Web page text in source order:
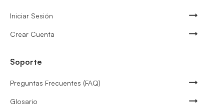
Iniciar Sesión
Crear Cuenta
Soporte
Preguntas Frecuentes (FAQ)
Glosario